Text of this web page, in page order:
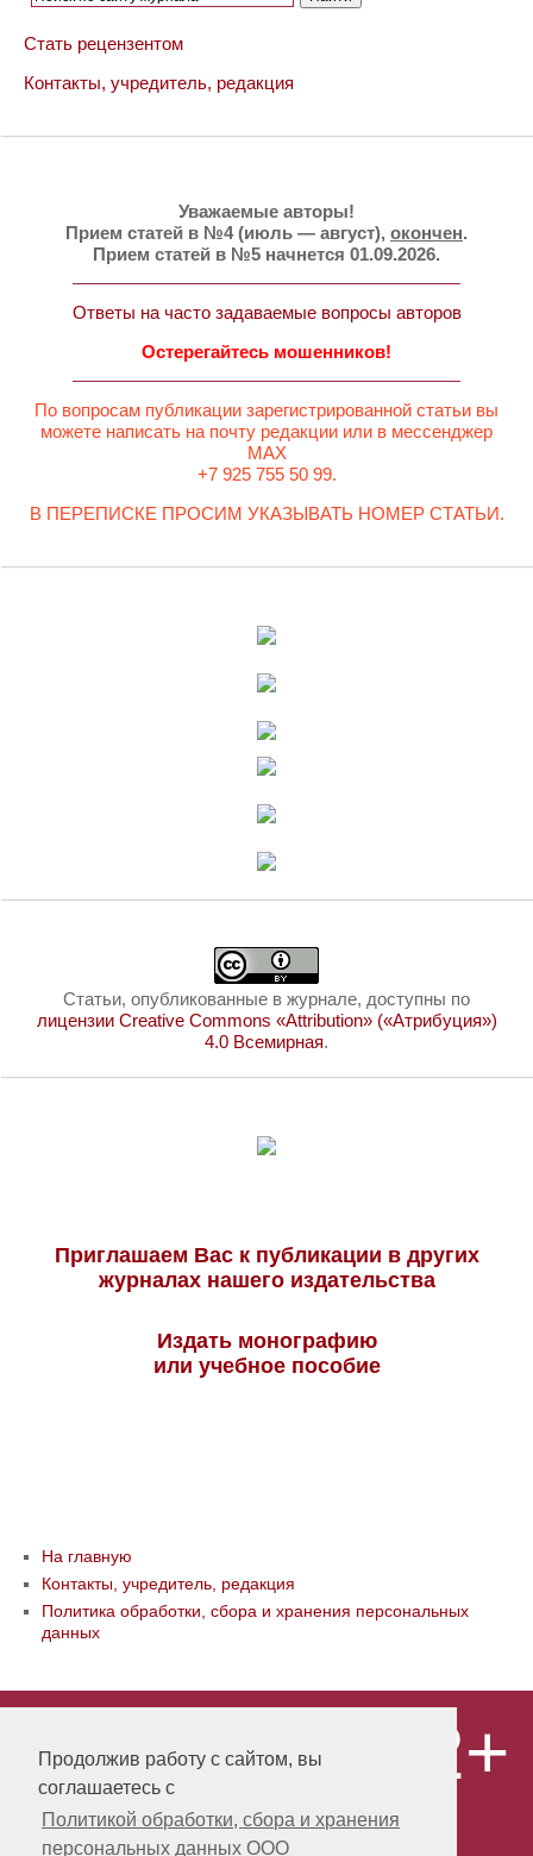
Продолжив работу с сайтом, вы
соглашаетесь с
Политикой обработки, сбора и хранения
персональных данных ООО
Стать рецензентом
Контакты, учредитель, редакция
Уважаемые авторы!
Прием статей в №4 (июль — август), окончен.
Прием статей в №5 начнется 01.09.2026.
Ответы на часто задаваемые вопросы авторов
Остерегайтесь мошенников!
По вопросам публикации зарегистрированной статьи вы
можете написать на почту редакции или в мессенджер
MAX
+7 925 755 50 99.
В ПЕРЕПИСКЕ ПРОСИМ УКАЗЫВАТЬ НОМЕР СТАТЬИ.
Статьи, опубликованные в журнале, доступны по
лицензии Creative Commons «Attribution» («Атрибуция»)
4.0 Всемирная.
Приглашаем Вас к публикации в других
журналах нашего издательства
Издать монографию
или учебное пособие
На главную
Контакты, учредитель, редакция
Политика обработки, сбора и хранения персональных
данных
«Publishing company «World of science»,
LLC Материалы, размещенные на сайте,
охраняются Законом о защите авторских
прав. Публикация любых материалов
этого сайта запрещена без
12+